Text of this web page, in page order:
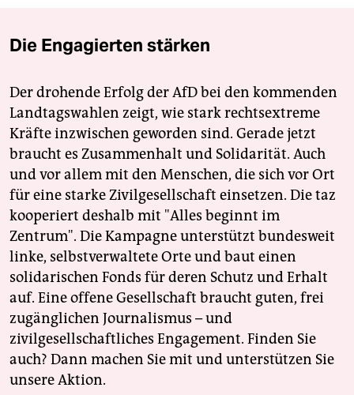
Die Engagierten stärken
Der drohende Erfolg der AfD bei den kommenden
Landtagswahlen zeigt, wie stark rechtsextreme
Kräfte inzwischen geworden sind. Gerade jetzt
braucht es Zusammenhalt und Solidarität. Auch
und vor allem mit den Menschen, die sich vor Ort
für eine starke Zivilgesellschaft einsetzen. Die taz
kooperiert deshalb mit "Alles beginnt im
Zentrum". Die Kampagne unterstützt bundesweit
linke, selbstverwaltete Orte und baut einen
solidarischen Fonds für deren Schutz und Erhalt
auf. Eine offene Gesellschaft braucht guten, frei
zugänglichen Journalismus – und
zivilgesellschaftliches Engagement. Finden Sie
auch? Dann machen Sie mit und unterstützen Sie
unsere Aktion.